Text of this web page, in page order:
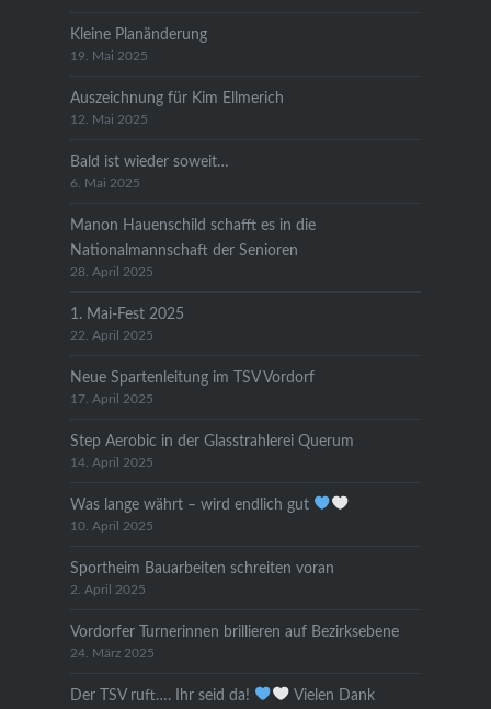
Kleine Planänderung
19. Mai 2025
Auszeichnung für Kim Ellmerich
12. Mai 2025
Bald ist wieder soweit…
6. Mai 2025
Manon Hauenschild schafft es in die
Nationalmannschaft der Senioren
28. April 2025
1. Mai-Fest 2025
22. April 2025
Neue Spartenleitung im TSV Vordorf
17. April 2025
Step Aerobic in der Glasstrahlerei Querum
14. April 2025
Was lange währt – wird endlich gut
10. April 2025
Sportheim Bauarbeiten schreiten voran
2. April 2025
Vordorfer Turnerinnen brillieren auf Bezirksebene
24. März 2025
Der TSV ruft…. Ihr seid da! Vielen Dank